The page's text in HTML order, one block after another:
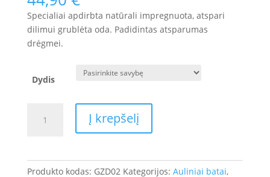
Specialiai apdirbta natūrali impregnuota, atspari
dilimui grublėta oda. Padidintas atsparumas
drėgmei.
Dydis
kiekis:
batai
Į krepšelį
Produkto kodas: GZD02 Kategorijos: Auliniai batai,